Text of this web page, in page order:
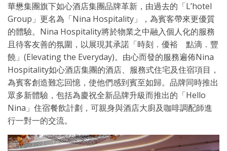
華懋集團旗下如心酒店集團品牌革新，由過去的「L’hotel
Group」更名為「Nina Hospitality」，為賓客帶來更優質
的體驗。Nina Hospitality將於物業之中融入個人化的服務
且待客友善的氛圍，以展現其承諾「時刻．優裕 點滴．豐
饒」(Elevating the Everyday)。由心而發的服務遍佈Nina
Hospitality如心酒店集團的酒店、服務式住宅及住宿項目，
為賓客創造難忘回憶，使他們感到賓至如歸。品牌同時推出
眾多新體驗，包括為慶祝全新品牌升級而推出的「Hello
Nina」住宿餐飲計劃，可親身與酒店大廚及咖啡調配師進
行一對一的交流。